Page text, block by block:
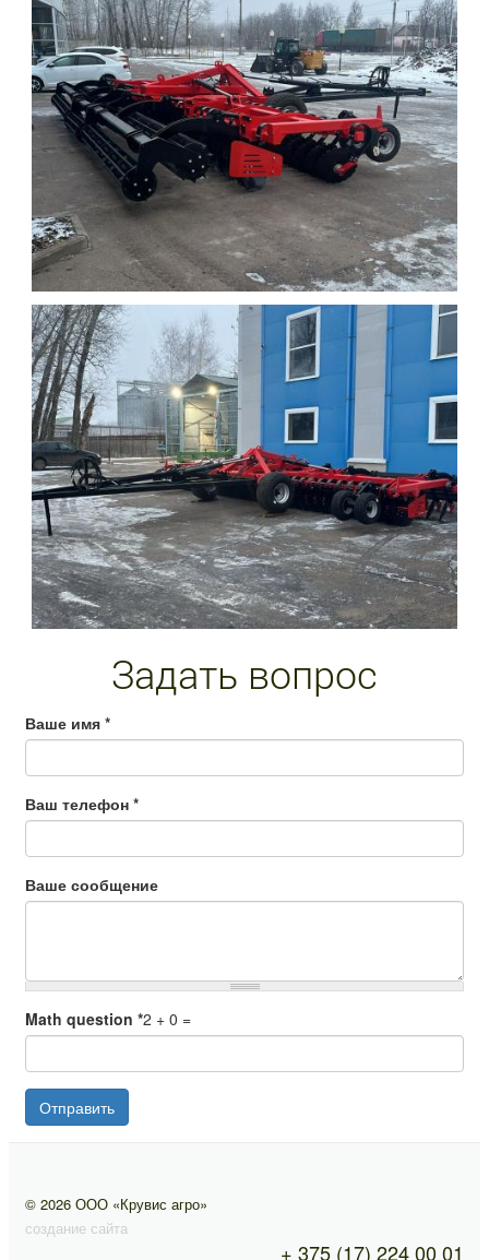
Задать вопрос
Ваше имя *
Ваш телефон *
Ваше сообщение
Math question *2 + 0 =
Отправить
© 2026 ООО «Крувис агро»
создание сайта
+ 375 (17) 224 00 01